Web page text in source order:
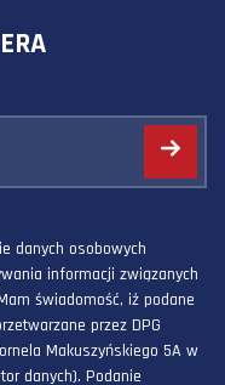
danych osobowych
informacji związanych
świadomość, iż podane
przez DPG
Makuszyńskiego 5A w
danych). Podanie